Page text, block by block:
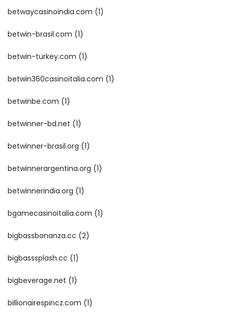
betwaycasinoindia.com (1)
betwin-brasil.com (1)
betwin-turkey.com (1)
betwin360casinoitalia.com (1)
betwinbe.com (1)
betwinner-bd.net (1)
betwinner-brasil.org (1)
betwinnerargentina.org (1)
betwinnerindia.org (1)
bgamecasinoitalia.com (1)
bigbassbonanza.cc (2)
bigbasssplash.cc (1)
bigbeverage.net (1)
billionairespincz.com (1)